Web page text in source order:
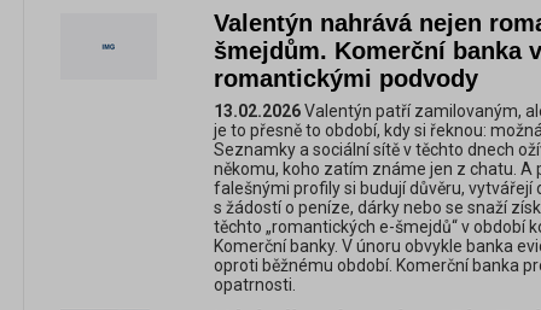
Valentýn nahrává nejen
šmejdům. Komerční banka
romantickými podvody
13.02.2026Valentýn patří zamilovaným,
je to přesně to období, kdy si řeknou:
Seznamky a sociální sítě v těchto dnech
někomu, koho zatím známe jen z chatu. A
falešnými profily si budují důvěru,
s žádostí o peníze, dárky nebo se snaží
těchto „romantických e-šmejdů“ v období
Komerční banky. V únoru obvykle banka
oproti běžnému období. Komerční banka
opatrnosti.